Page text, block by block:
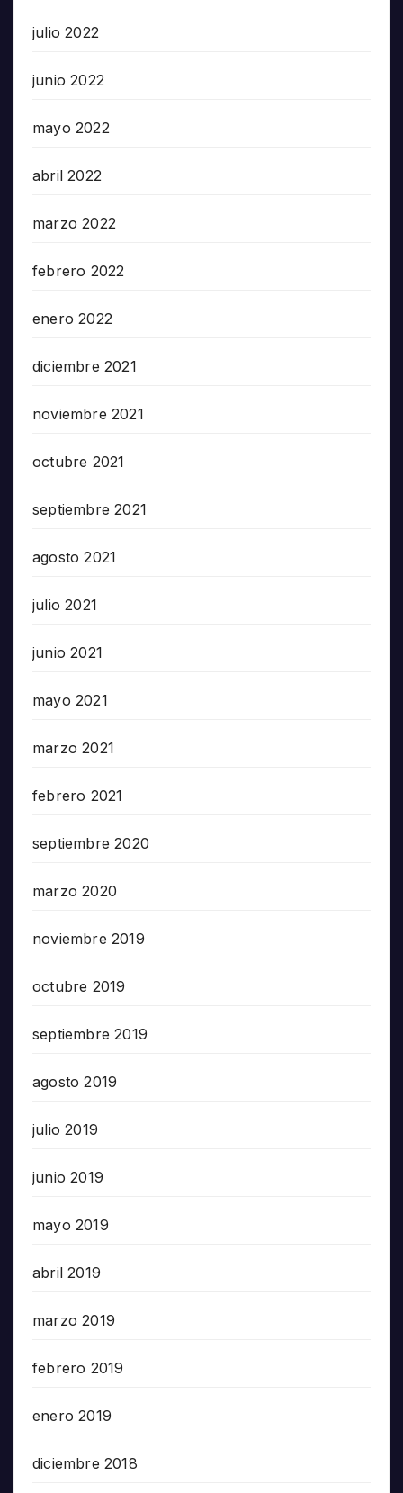
julio 2022
junio 2022
mayo 2022
abril 2022
marzo 2022
febrero 2022
enero 2022
diciembre 2021
noviembre 2021
octubre 2021
septiembre 2021
agosto 2021
julio 2021
junio 2021
mayo 2021
marzo 2021
febrero 2021
septiembre 2020
marzo 2020
noviembre 2019
octubre 2019
septiembre 2019
agosto 2019
julio 2019
junio 2019
mayo 2019
abril 2019
marzo 2019
febrero 2019
enero 2019
diciembre 2018